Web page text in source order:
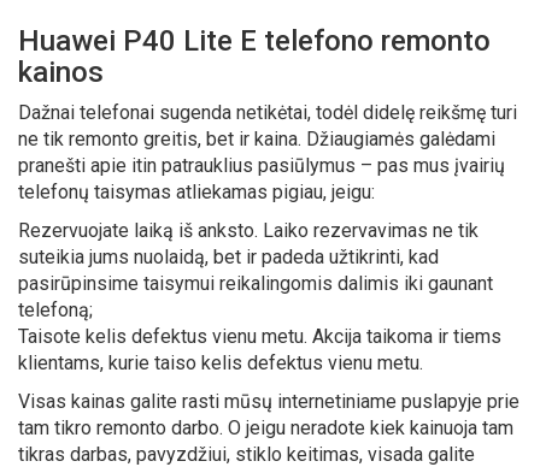
Huawei P40 Lite E telefono remonto
kainos
Dažnai telefonai sugenda netikėtai, todėl didelę reikšmę turi
ne tik remonto greitis, bet ir kaina. Džiaugiamės galėdami
pranešti apie itin patrauklius pasiūlymus – pas mus įvairių
telefonų taisymas atliekamas pigiau, jeigu:
Rezervuojate laiką iš anksto. Laiko rezervavimas ne tik
suteikia jums nuolaidą, bet ir padeda užtikrinti, kad
pasirūpinsime taisymui reikalingomis dalimis iki gaunant
telefoną;
Taisote kelis defektus vienu metu. Akcija taikoma ir tiems
klientams, kurie taiso kelis defektus vienu metu.
Visas kainas galite rasti mūsų internetiniame puslapyje prie
tam tikro remonto darbo. O jeigu neradote kiek kainuoja tam
tikras darbas, pavyzdžiui, stiklo keitimas, visada galite